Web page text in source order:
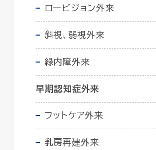
ロービジョン外来
斜視、弱視外来
緑内障外来
早期認知症外来
フットケア外来
乳房再建外来